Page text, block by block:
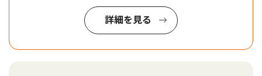
詳細を見る